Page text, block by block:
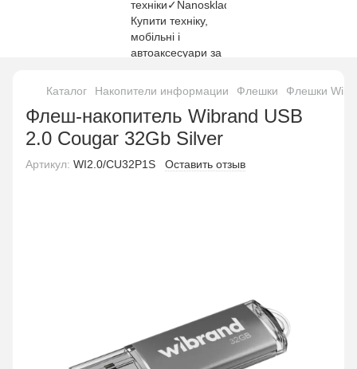
Каталог Накопители информации Флешки Флешки
Флеш-накопитель Wibrand USB
2.0 Cougar 32Gb Silver
Артикул: WI2.0/CU32P1S Оставить отзыв